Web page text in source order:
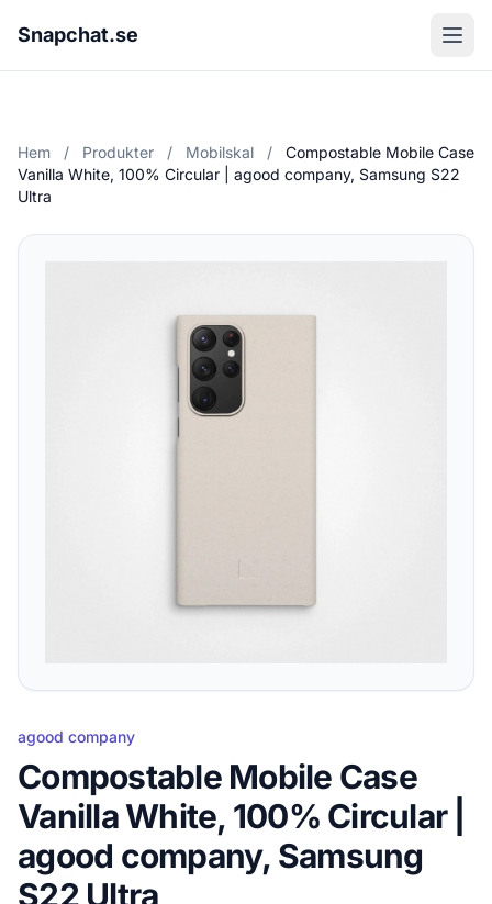
Snapchat.se
Hem / Produkter / Mobilskal /
Compostable Mobile Case
Vanilla White, 100% Circular | agood company, Samsung S22
Ultra
agood company
Compostable Mobile Case
Vanilla White, 100% Circular |
agood company, Samsung
S22 Ultra